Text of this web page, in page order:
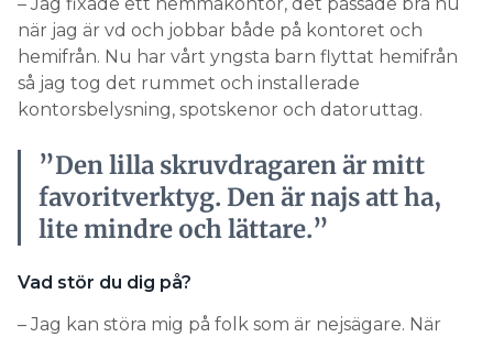
kontorsbelysning, spotskenor och datoruttag.
”Den lilla skruvdragaren är mitt
favoritverktyg. Den är najs att ha,
Vad stör du dig på?
– Jag kan störa mig på folk som är nejsägare. När
man säger så. Det kan finnas bra svar, men jag vill
alltid vända frågan ett par omgångar.